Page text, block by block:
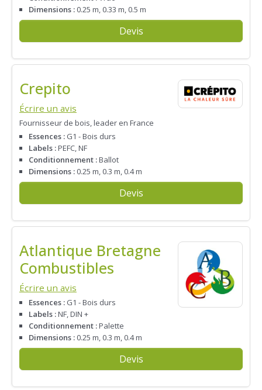
Dimensions : 0.25 m, 0.33 m, 0.5 m
Devis
Crepito
Écrire un avis
Fournisseur de bois, leader en France
Essences : G1 - Bois durs
Labels :PEFC, NF
Conditionnement :Ballot
Dimensions : 0.25 m, 0.3 m, 0.4 m
Devis
Atlantique Bretagne
Combustibles
Écrire un avis
Essences : G1 - Bois durs
Labels :NF, DIN +
Conditionnement :Palette
Dimensions : 0.25 m, 0.3 m, 0.4 m
Devis